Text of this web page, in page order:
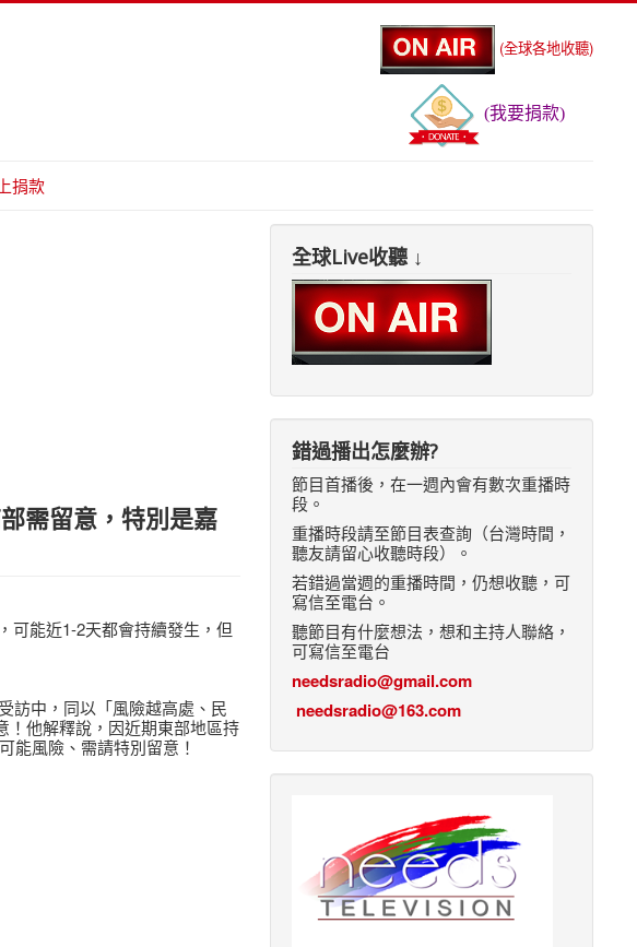
(全球各地收聽)
(我要捐款)
捐款
需留意，特別是嘉
可能近1-2天都會持續發生，但
訪中，同以「風險越高處、民
！他解釋說，因近期東部地區持
能風險、需請特別留意！
全球Live收聽 ↓
錯過播出怎麼辦?
節目首播後，在一週內會有數次重播時
段。
重播時段請至節目表查詢（台灣時間，
聽友請留心收聽時段）。
若錯過當週的重播時間，仍想收聽，可
寫信至電台。
聽節目有什麼想法，想和主持人聯絡，
可寫信至電台
needsradio@gmail.com
needsradio@163.com